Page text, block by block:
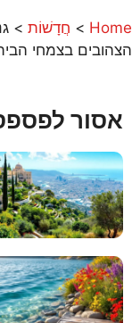
Home
> חֲדָשׁוֹת >
הצהובים בצמחי
אסור